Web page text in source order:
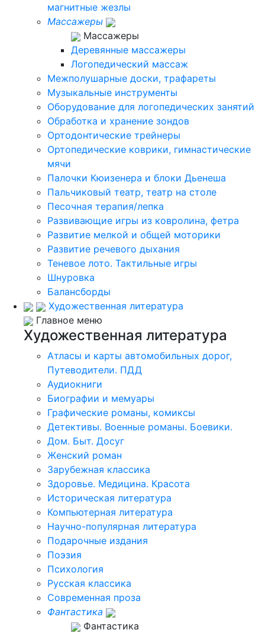
магнитные жезлы
Массажеры
Массажеры
Деревянные массажеры
Логопедический массаж
Межполушарные доски, трафареты
Музыкальные инструменты
Оборудование для логопедических занятий
Обработка и хранение зондов
Ортодонтические трейнеры
Ортопедические коврики, гимнастические
мячи
Палочки Кюизенера и блоки Дьенеша
Пальчиковый театр, театр на столе
Песочная терапия/лепка
Развивающие игры из ковролина, фетра
Развитие мелкой и общей моторики
Развитие речевого дыхания
Теневое лото. Тактильные игры
Шнуровка
Балансборды
Художественная литература
Главное меню
Художественная литература
Атласы и карты автомобильных дорог,
Путеводители. ПДД
Аудиокниги
Биографии и мемуары
Графические романы, комиксы
Детективы. Военные романы. Боевики.
Дом. Быт. Досуг
Женский роман
Зарубежная классика
Здоровье. Медицина. Красота
Историческая литература
Компьютерная литература
Научно-популярная литература
Подарочные издания
Поэзия
Психология
Русская классика
Современная проза
Фантастика
Фантастика